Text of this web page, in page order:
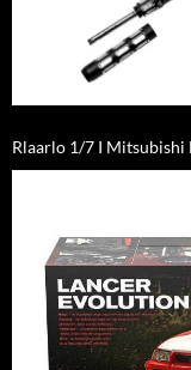
Rlaarlo 1/7 I Mitsubishi